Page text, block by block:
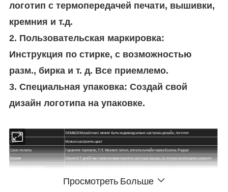
логотип с термопередачей печати, вышивки,
кремния и т.д.
2. Пользовательская маркировка:
Инструкция по стирке, с возможностью
разм., бирка и т. д. Все приемлемо.
3. Специальная упаковка: Создай свой
дизайн логотипа на упаковке.
Дизайн
OEM&ODM работает, может быть индивидуально настроен дизайн, логотип
Цвет
Можно настроить цвет
Срок оплаты
Гарантия торговли, T/T, Western Union, оплата онлайн через Escrow, Paypal
Время
Около 3-7 дней (мы также можем принять срочные заказы, если вам необходимо ургентл
Сведения о упаковке
Стандартная заводская упаковка или индивидуальная упаковка, а затем внешняя упаковка
5 штуки на дизайн, смешанный заказ в порядке, чем больше вы заказывайте, дешевле
Просмотреть Больше